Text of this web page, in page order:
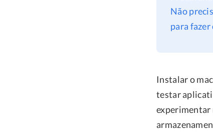
Não
para
Instalar o
testar
experimentar